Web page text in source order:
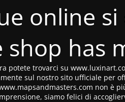
online
shop has
potete trovarci su
sul nostro sito ufficiale per
non è
siamo felici di